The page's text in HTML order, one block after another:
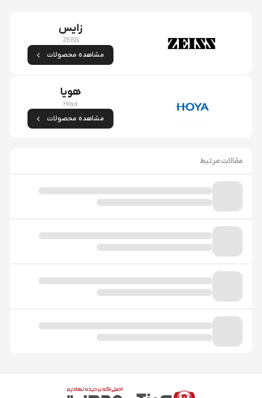
زایس
ZEISS
مشاهده محصولات
هویا
Hoya
مشاهده محصولات
مقالات مرتبط